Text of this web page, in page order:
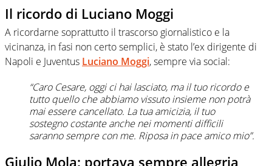
Il ricordo di Luciano Moggi
A ricordarne soprattutto il trascorso giornalistico e la
vicinanza, in fasi non certo semplici, è stato l’ex dirigente di
Napoli e Juventus Luciano Moggi, sempre via social:
“Caro Cesare, oggi ci hai lasciato, ma il tuo ricordo e
tutto quello che abbiamo vissuto insieme non potrà
mai essere cancellato. La tua amicizia, il tuo
sostegno costante anche nei momenti difficili
saranno sempre con me. Riposa in pace amico mio”.
Giulio Mola: portava sempre allegria